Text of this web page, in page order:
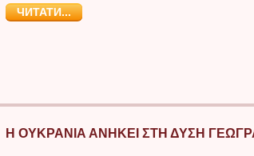
ЧИТАТИ...
Η ΟΥΚΡΑΝΊΑ ΑΝΉΚΕΙ ΣΤΗ ΔΎΣΗ